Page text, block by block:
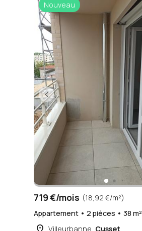
Nouveau
719 €/mois (18,92 €/m²)
Appartement • 2 pièces • 38 m²
Villeurbanne, Cusset